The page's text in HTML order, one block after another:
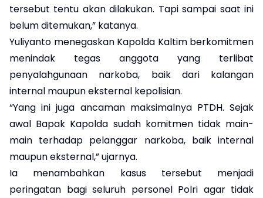
tersebut tentu akan dilakukan. Tapi sampai saat ini
belum ditemukan,” katanya.
Yuliyanto menegaskan Kapolda Kaltim berkomitmen
menindak tegas anggota yang terlibat
penyalahgunaan narkoba, baik dari kalangan
internal maupun eksternal kepolisian.
“Yang ini juga ancaman maksimalnya PTDH. Sejak
awal Bapak Kapolda sudah komitmen tidak main-
main terhadap pelanggar narkoba, baik internal
maupun eksternal,” ujarnya.
Ia menambahkan kasus tersebut menjadi
peringatan bagi seluruh personel Polri agar tidak